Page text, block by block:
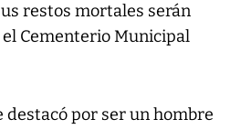
restos mortales serán
Cementerio Municipal
destacó por ser un hombre